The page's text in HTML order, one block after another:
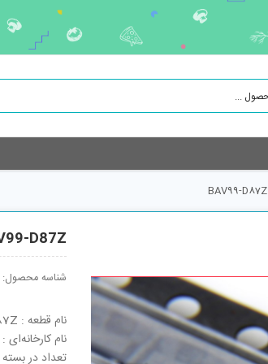
BAV99-D87Z
D87Z
شناسه محصول:
نام قطعه : BAV99-D87Z
نام کارخانه‌ای : BAV99-D87Z
تعداد در بسته : 3000